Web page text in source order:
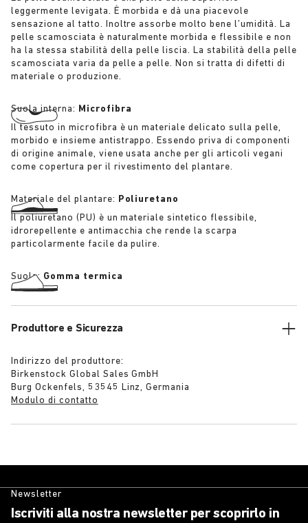
leggermente levigata. È morbida e dà una piacevole
sensazione al tatto. Inoltre assorbe molto bene l’umidità. La
pelle scamosciata è naturalmente morbida e flessibile e non
ha la stessa stabilità della pelle liscia. La stabilità della pelle
scamosciata varia da pelle a pelle. Non si tratta di difetti di
materiale o produzione.
Suola interna: Microfibra
Il tessuto in microfibra è un materiale delicato sulla pelle,
morbido e insieme antistrappo. Essendo priva di componenti
di origine animale, viene usata anche per gli articoli vegani
come copertura per il rivestimento del plantare.
Materiale del plantare: Poliuretano
Il poliuretano (PU) è un materiale sintetico flessibile,
idrorepellente e antimacchia che rende la scarpa
particolarmente facile da pulire.
Suola: Gomma termica
Produttore e Sicurezza
Indirizzo del produttore:
Birkenstock Global Sales GmbH
Burg Ockenfels, 53545 Linz, Germania
Modulo di contatto
Newsletter
Iscriviti alla nostra newsletter per scoprirlo in